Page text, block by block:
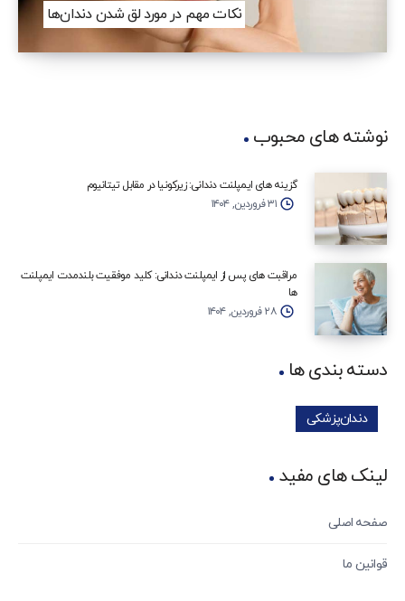
نکات مهم در مورد لق شدن دندان‌ها
نوشته های محبوب
گزینه‌ های ایمپلنت دندانی: زیرکونیا در مقابل تیتانیوم
۳۱ فروردین, ۱۴۰۴
مراقبت‌ های پس از ایمپلنت دندانی: کلید موفقیت بلندمدت ایمپلنت‌
ها
۲۸ فروردین, ۱۴۰۴
دسته بندی ها
دندان‌پزشکی
لینک های مفید
صفحه اصلی
قوانین ما